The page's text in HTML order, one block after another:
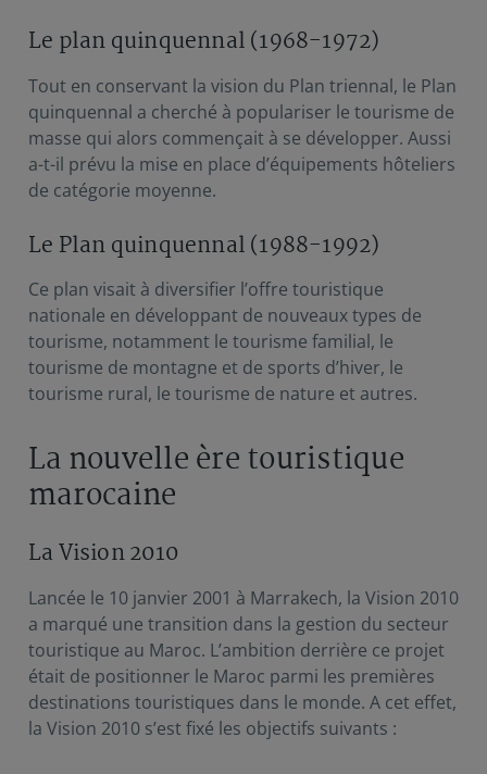
Le plan quinquennal (1968-1972)
Tout en conservant la vision du Plan triennal, le Plan
quinquennal a cherché à populariser le tourisme de
masse qui alors commençait à se développer. Aussi
a-t-il prévu la mise en place d’équipements hôteliers
de catégorie moyenne.
Le Plan quinquennal (1988-1992)
Ce plan visait à diversifier l’offre touristique
nationale en développant de nouveaux types de
tourisme, notamment le tourisme familial, le
tourisme de montagne et de sports d’hiver, le
tourisme rural, le tourisme de nature et autres.
La nouvelle ère touristique
marocaine
La Vision 2010
Lancée le 10 janvier 2001 à Marrakech, la Vision 2010
a marqué une transition dans la gestion du secteur
touristique au Maroc. L’ambition derrière ce projet
était de positionner le Maroc parmi les premières
destinations touristiques dans le monde. A cet effet,
la Vision 2010 s’est fixé les objectifs suivants :